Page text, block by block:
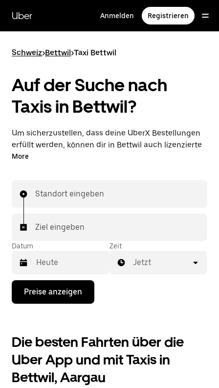
zum
Hauptinhalt
Uber Anmelden Registrieren
Schweiz>Bettwil>Taxi Bettwil
Auf der Suche nach
Taxis in Bettwil?
Um sicherzustellen, dass deine UberX Bestellungen
erfüllt werden, können dir in Bettwil auch lizenzierte
Taxifahrer*innen zugewiesen werden. In diesem Fall
UberX kennst, während du mit einem Taxi an dein
In einigen Städten der Schweiz kannst du in der
Uber App gezielt ein Taxi bestellen, wenn du sicher
sein möchtest, dass dir ein Taxi für deine Fahrt
zugewiesen wird.
More
Standort eingeben
Ziel eingeben
Datum
Drücke
Nach-
mit
dem
Kalender
zu
interagieren
und
Zeit
Jetzt
Preise anzeigen
Die besten Fahrten über die
Uber App und mit Taxis in
Bettwil, Aargau